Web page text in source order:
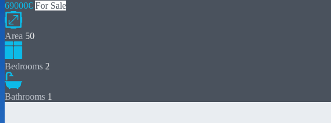
69000€ For Sale
Area 50
Bedrooms 2
Bathrooms 1